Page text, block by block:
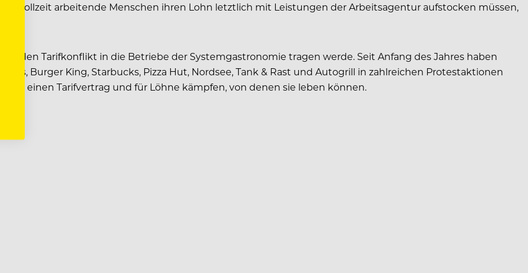
Vollzeit arbeitende Menschen ihren Lohn letztlich mit Leistungen der Arbeitsagentur aufstocken müssen,
den Tarifkonflikt in die Betriebe der Systemgastronomie tragen werde. Seit Anfang des Jahres haben
Burger King, Starbucks, Pizza Hut, Nordsee, Tank & Rast und Autogrill in zahlreichen Protestaktionen
für einen Tarifvertrag und für Löhne kämpfen, von denen sie leben können.